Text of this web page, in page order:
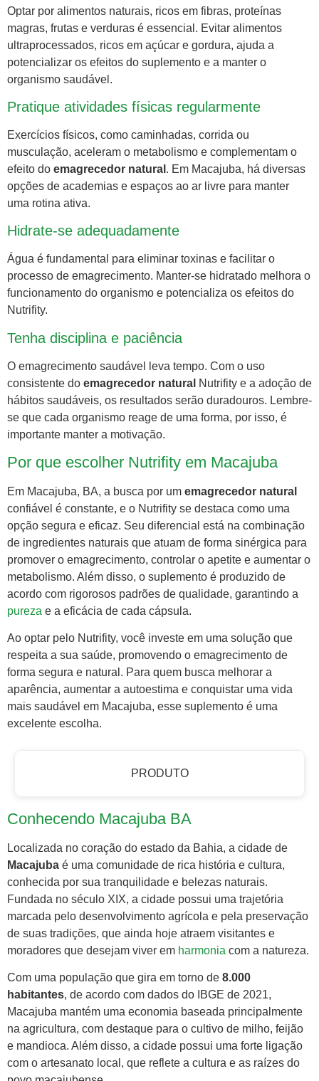
Optar por alimentos naturais, ricos em fibras, proteínas
magras, frutas e verduras é essencial. Evitar alimentos
ultraprocessados, ricos em açúcar e gordura, ajuda a
potencializar os efeitos do suplemento e a manter o
organismo saudável.
Pratique atividades físicas regularmente
Exercícios físicos, como caminhadas, corrida ou
musculação, aceleram o metabolismo e complementam o
efeito do emagrecedor natural . Em Macajuba, há diversas
opções de academias e espaços ao ar livre para manter
uma rotina ativa.
Hidrate-se adequadamente
Água é fundamental para eliminar toxinas e facilitar o
processo de emagrecimento. Manter-se hidratado melhora o
funcionamento do organismo e potencializa os efeitos do
Nutrifity.
Tenha disciplina e paciência
O emagrecimento saudável leva tempo. Com o uso
consistente do emagrecedor natural Nutrifity e a adoção de
hábitos saudáveis, os resultados serão duradouros. Lembre-
se que cada organismo reage de uma forma, por isso, é
importante manter a motivação.
Por que escolher Nutrifity em Macajuba
Em Macajuba, BA, a busca por um emagrecedor natural
confiável é constante, e o Nutrifity se destaca como uma
opção segura e eficaz. Seu diferencial está na combinação
de ingredientes naturais que atuam de forma sinérgica para
promover o emagrecimento, controlar o apetite e aumentar o
metabolismo. Além disso, o suplemento é produzido de
acordo com rigorosos padrões de qualidade, garantindo a
pureza e a eficácia de cada cápsula.
Ao optar pelo Nutrifity, você investe em uma solução que
respeita a sua saúde, promovendo o emagrecimento de
forma segura e natural. Para quem busca melhorar a
aparência, aumentar a autoestima e conquistar uma vida
mais saudável em Macajuba, esse suplemento é uma
excelente escolha.
PRODUTO
Conhecendo Macajuba BA
Localizada no coração do estado da Bahia, a cidade de
Macajuba é uma comunidade de rica história e cultura,
conhecida por sua tranquilidade e belezas naturais.
Fundada no século XIX, a cidade possui uma trajetória
marcada pelo desenvolvimento agrícola e pela preservação
de suas tradições, que ainda hoje atraem visitantes e
moradores que desejam viver em harmonia com a natureza.
Com uma população que gira em torno de 8.000
habitantes, de acordo com dados do IBGE de 2021,
Macajuba mantém uma economia baseada principalmente
na agricultura, com destaque para o cultivo de milho, feijão
e mandioca. Além disso, a cidade possui uma forte ligação
com o artesanato local, que reflete a cultura e as raízes do